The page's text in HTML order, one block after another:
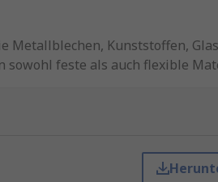
Kunststoffen,
sowohl feste als auch flexible
sowohl feste als auch flexible